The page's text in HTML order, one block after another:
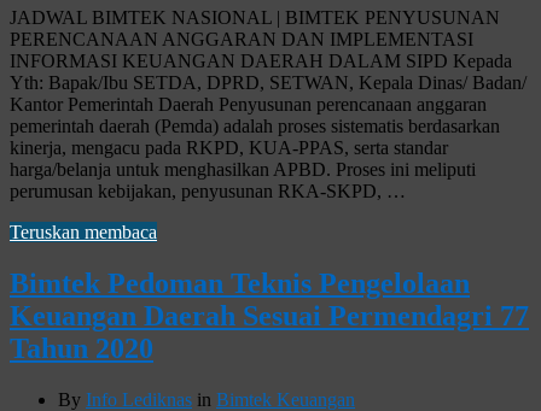
JADWAL BIMTEK NASIONAL | BIMTEK PENYUSUNAN
PERENCANAAN ANGGARAN DAN IMPLEMENTASI
INFORMASI KEUANGAN DAERAH DALAM SIPD Kepada
Yth: Bapak/Ibu SETDA, DPRD, SETWAN, Kepala Dinas/ Badan/
Kantor Pemerintah Daerah Penyusunan perencanaan anggaran
pemerintah daerah (Pemda) adalah proses sistematis berdasarkan
kinerja, mengacu pada RKPD, KUA-PPAS, serta standar
harga/belanja untuk menghasilkan APBD. Proses ini meliputi
perumusan kebijakan, penyusunan RKA-SKPD, …
Teruskan membaca
Bimtek Pedoman Teknis Pengelolaan
Keuangan Daerah Sesuai Permendagri 77
Tahun 2020
By Info Lediknas in Bimtek Keuangan